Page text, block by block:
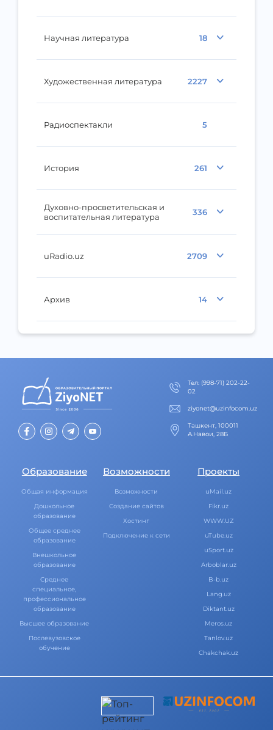
Научная литература 18
Художественная литература 2227
Радиоспектакли 5
История 261
Духовно-просветительская и
воспитательная литература
336
uRadio.uz 2709
Архив 14
Тел: (998-71) 202-22-
02
ziyonet@uzinfocom.uz
Ташкент, 100011
А.Навои, 28Б
Образование
Общая информация
Дошкольное
образование
Общее среднее
образование
Внешкольное
образование
Среднее
специальное,
профессиональное
образование
Высшее образование
Послевузовское
обучение
Возможности
Возможности
Создание сайтов
Хостинг
Подключение к сети
Проекты
uMail.uz
Fikr.uz
WWW.UZ
uTube.uz
uSport.uz
Arboblar.uz
B-b.uz
Lang.uz
Diktant.uz
Meros.uz
Tanlov.uz
Chakchak.uz